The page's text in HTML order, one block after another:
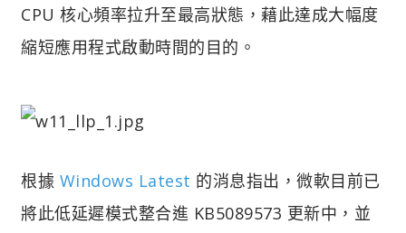
CPU 核心頻率拉升至最高狀態，藉此達成大幅度
縮短應用程式啟動時間的目的。
根據 Windows Latest 的消息指出，微軟目前已
將此低延遲模式整合進 KB5089573 更新中，並